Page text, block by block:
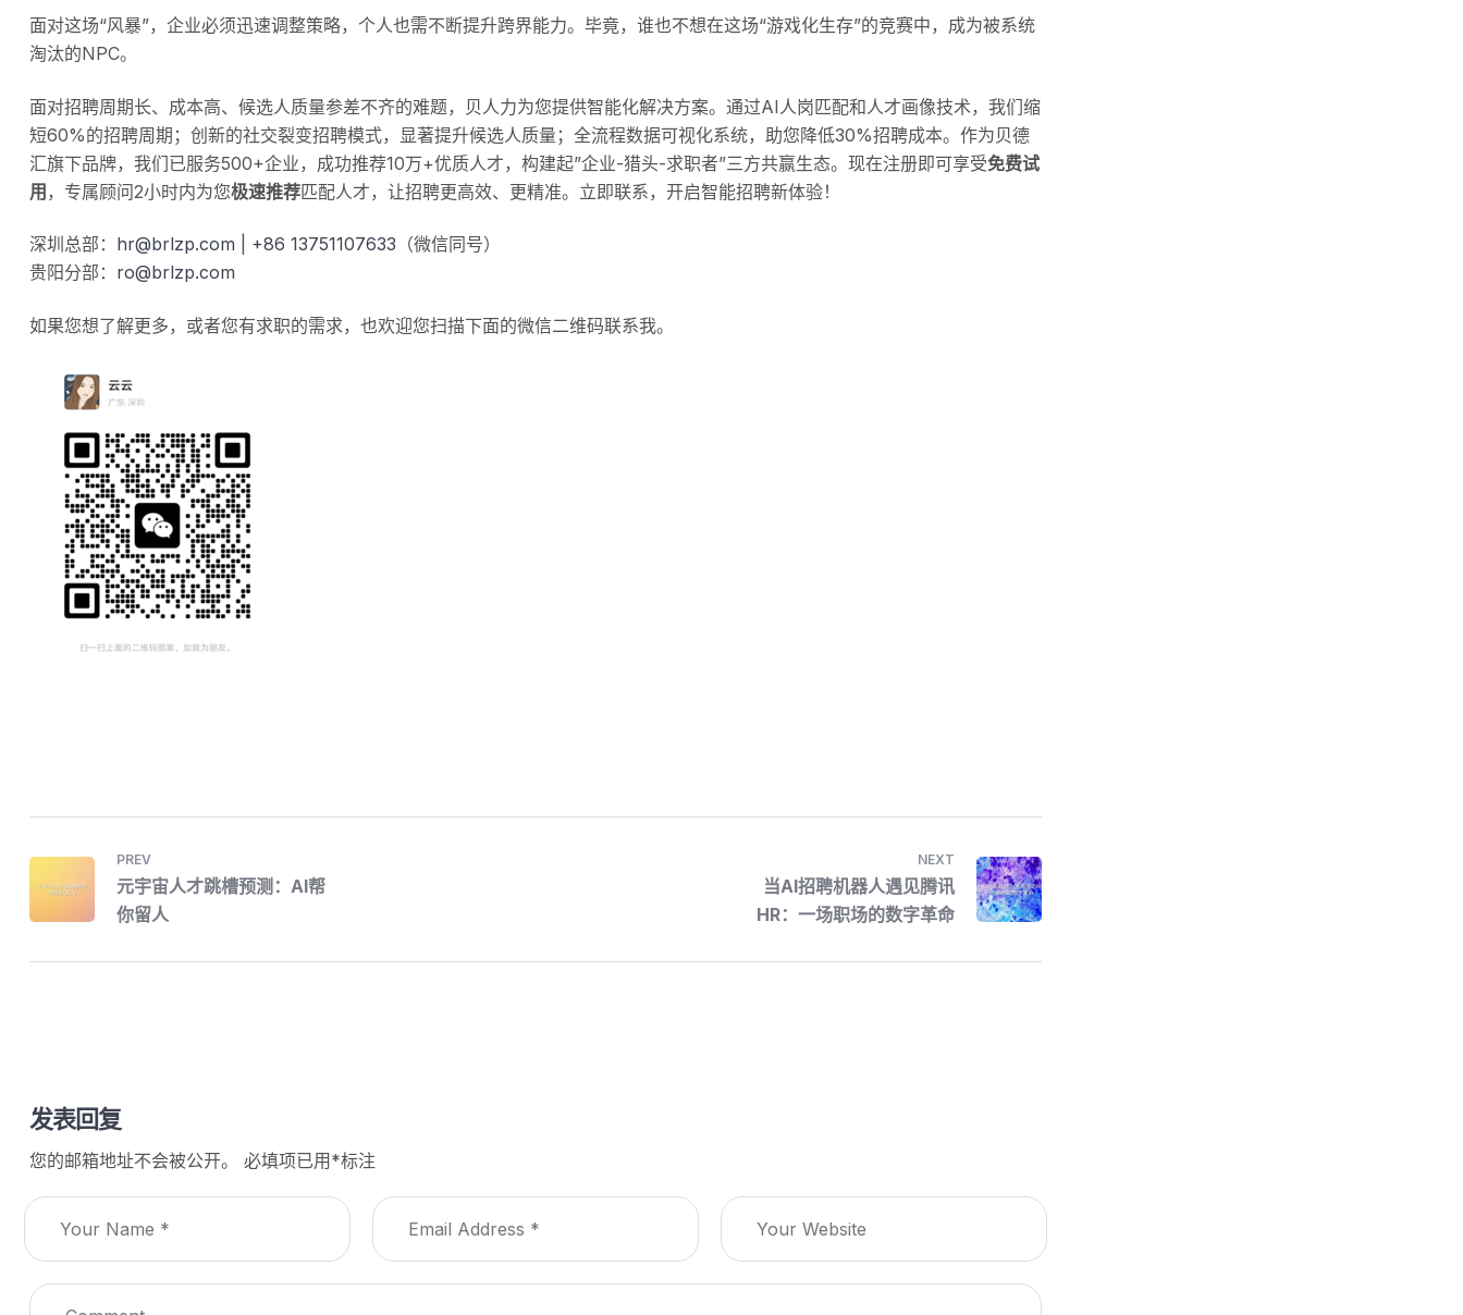
面对这场“风暴”，企业必须迅速调整策略，个人也需不断提升跨界能力。毕竟，谁也不想在这场“游戏化生存”的竞赛中，成为被系统
淘汰的NPC。
面对招聘周期长、成本高、候选人质量参差不齐的难题，贝人力为您提供智能化解决方案。通过AI人岗匹配和人才画像技术，我们缩
短60%的招聘周期；创新的社交裂变招聘模式，显著提升候选人质量；全流程数据可视化系统，助您降低30%招聘成本。作为贝德
汇旗下品牌，我们已服务500+企业，成功推荐10万+优质人才，构建起”企业-猎头-求职者”三方共赢生态。现在注册即可享受免费试
用，专属顾问2小时内为您极速推荐匹配人才，让招聘更高效、更精准。立即联系，开启智能招聘新体验！
深圳总部： hr@brlzp.com +86 13751107633 （微信同号）
贵阳分部： ro@brlzp.com
如果您想了解更多，或者您有求职的需求，也欢迎您扫描下面的微信二维码联系我。
PREV
元宇宙人才跳槽预测：AI帮
你留人
NEXT
当AI招聘机器人遇见腾讯
HR：一场职场的数字革命
发表回复
您的邮箱地址不会被公开。 必填项已用 *标注